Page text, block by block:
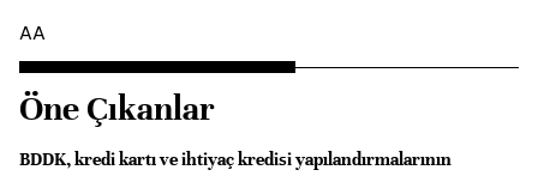
AA
Öne Çıkanlar
BDDK, kredi kartı ve ihtiyaç kredisi yapılandırmalarının